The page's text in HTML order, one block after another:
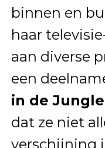
binnen en
haar
aan diverse
een
in de Jungle
dat ze niet
verschijning